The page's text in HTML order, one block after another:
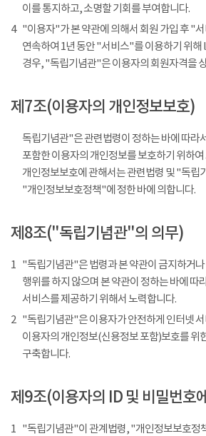
이를 통지하고, 소명할 기회를 부여합니다.
4
"이용자"가 본 약관에 의해서 회원 가입 후 "
연속하여 1년 동안 "서비스"를 이용하기 위해
경우, "독립기념관"은 이용자의 회원자격을
제7조(이용자의 개인정보보호)
독립기념관"은 관련법령이 정하는 바에 따라
포함한 이용자의 개인정보를 보호하기 위하여
개인정보보호에 관해서는 관련법령 및 "독립
"개인정보보호정책"에 정한 바에 의합니다.
제8조("독립기념관"의 의무)
1 "독립기념관"은 법령과 본 약관이 금지하거
행위를 하지 않으며 본 약관이 정하는 바에 따
서비스를 제공하기 위해서 노력합니다.
2 "독립기념관"은 이용자가 안전하게 인터넷
이용자의 개인정보(신용정보 포함)보호를 위
구축합니다.
제9조(이용자의 ID 및 비밀번호
1 "독립기념관"이 관계법령, "개인정보보호정